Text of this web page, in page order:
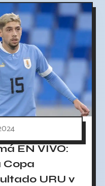
EN VIVO:
Copa
URU v